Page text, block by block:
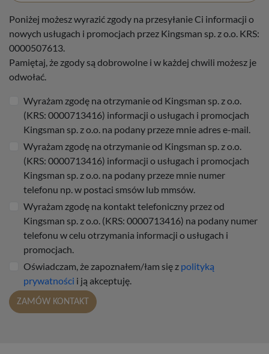
Poniżej możesz wyrazić zgody na przesyłanie Ci informacji o
nowych usługach i promocjach przez Kingsman sp. z o.o. KRS:
0000507613.
Pamiętaj, że zgody są dobrowolne i w każdej chwili możesz je
odwołać.
Wyrażam zgodę na otrzymanie od Kingsman sp. z o.o.
(KRS: 0000713416) informacji o usługach i promocjach
Kingsman sp. z o.o. na podany przeze mnie adres e-mail.
Wyrażam zgodę na otrzymanie od Kingsman sp. z o.o.
(KRS: 0000713416) informacji o usługach i promocjach
Kingsman sp. z o.o. na podany przeze mnie numer
telefonu np. w postaci smsów lub mmsów.
Wyrażam zgodę na kontakt telefoniczny przez od
Kingsman sp. z o.o. (KRS: 0000713416) na podany numer
telefonu w celu otrzymania informacji o usługach i
promocjach.
Oświadczam, że zapoznałem/łam się z polityką
prywatności i ją akceptuję.
ZAMÓW KONTAKT